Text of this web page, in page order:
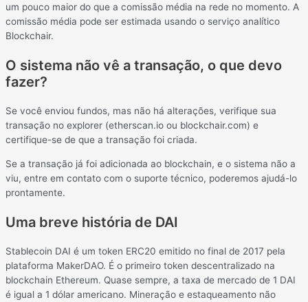
um pouco maior do que a comissão média na rede no momento. A
comissão média pode ser estimada usando o serviço analítico
Blockchair.
O sistema não vê a transação, o que devo
fazer?
Se você enviou fundos, mas não há alterações, verifique sua
transação no explorer (etherscan.io ou blockchair.com) e
certifique-se de que a transação foi criada.
Se a transação já foi adicionada ao blockchain, e o sistema não a
viu, entre em contato com o suporte técnico, poderemos ajudá-lo
prontamente.
Uma breve história de DAI
Stablecoin DAI é um token ERC20 emitido no final de 2017 pela
plataforma MakerDAO. É o primeiro token descentralizado na
blockchain Ethereum. Quase sempre, a taxa de mercado de 1 DAI
é igual a 1 dólar americano. Mineração e estaqueamento não